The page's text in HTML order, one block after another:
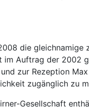
die
im Auftrag der 2002
zur Rezeption
zugänglich zu
Gesellschaft